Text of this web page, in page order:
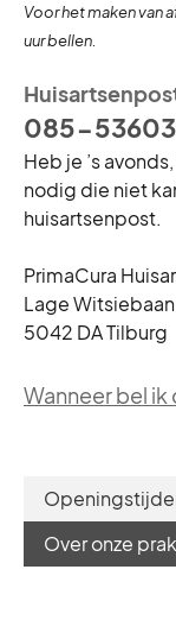
Voor het maken van
uur bellen.
085-
Heb je ’s
nodig die niet
huisartsenpost.
PrimaCura
Lage
5042 DA Tilburg
Wanneer bel
Over onze
Vrijdag 25